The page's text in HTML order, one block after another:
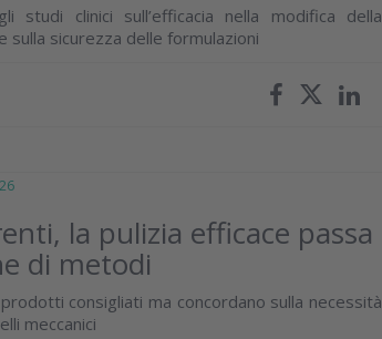
studi clinici sull’efficacia nella modifica della
sulla sicurezza delle formulazioni
la pulizia efficace passa
di metodi
consigliati ma concordano sulla necessità
meccanici